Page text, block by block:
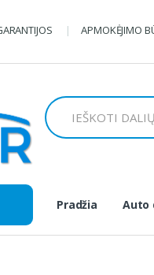
APMOKĖJIMO
Ieškoti:
Pradžia Auto